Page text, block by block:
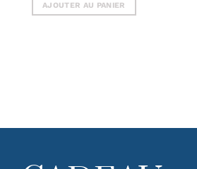
AJOUTER AU PANIER